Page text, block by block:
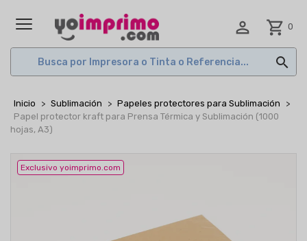
 shopping_cart 0

Inicio Sublimación
Papeles protectores para Sublimación
Papel protector kraft para Prensa Térmica y Sublimación (1000
hojas, A3)
Exclusivo yoimprimo.com